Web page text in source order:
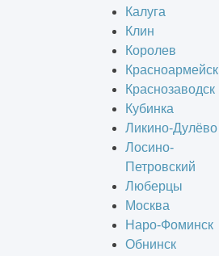
Калуга
Клин
Королев
Красноармейск
Краснозаводск
Кубинка
Ликино-Дулёво
Лосино-
Петровский
Люберцы
Москва
Наро-Фоминск
Обнинск